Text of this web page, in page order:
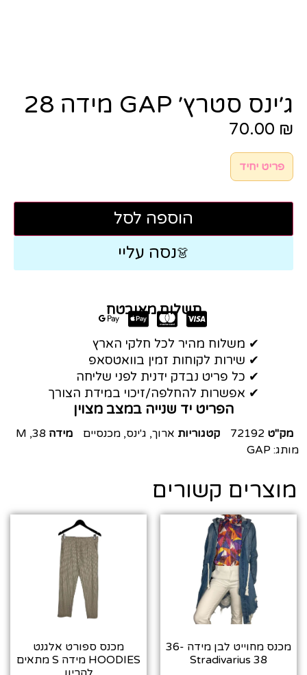
ג׳ינס סטרץ׳ GAP מידה 28
70.00 ₪
פריט יחיד
הוספה לסל
👗נסה עליי
תשלום מאובטח
✔ משלוח מהיר לכל חלקי הארץ
✔ שירות לקוחות זמין בוואטסאפ
✔ כל פריט נבדק ידנית לפני שליחה
✔ אפשרות להחלפה/זיכוי במידת הצורך
הפריט יד שנייה במצב מצוין
מק"ט 72192 קטגוריות ארוך, ג'ינס, מכנסיים מידה 38
,
M
מותג: GAP
מוצרים קשורים
מכנס מחוייט לבן מידה 36-
38 Stradivarius
מכנס ספורט אלגנט
HOODIES מידה S מתאים